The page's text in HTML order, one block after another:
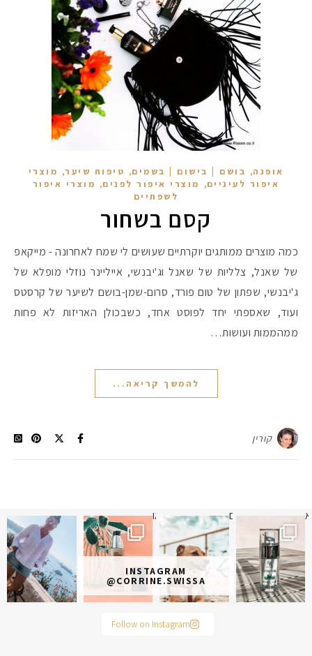
אופנה, בושם | בישום | בשמים, טיפוח שיער, מוצרי
איפור לעיניים, מוצרי איפור לפנים, מוצרי איפור
לשפתיים
קסם בשחור
כמה מוצרים ממותגים יוקרתיים שעושים לי שמח לאחרונה - מייקאפ
של שאנל, צלליות של שאנל וג'יבנשי, אייליינר נוזלי מופלא של
ג'יבנשי, שפתון של טום פורד, סרום-שמן-בושם לשיער של קרסטס
ועוד, שאספתי יחד לפוסט אחד, כשבכולן האריזות לא פחות
ממהממות ועושות…
להמשך קריאה...
קורין
INSTAGRAM
@CORRINE.SWISSA
תמונה כבר חודשיים
איזו אהבתם יותר? הראשונה או
Follow on Instagram